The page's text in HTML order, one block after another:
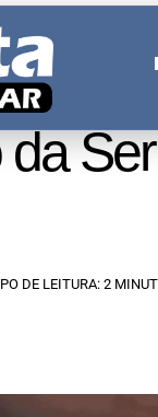
da
DE LEITURA: 2